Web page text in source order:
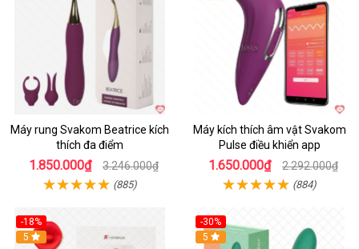
Máy rung Svakom Beatrice kích
thích đa điểm
1.850.000₫ 3.246.000₫
(885)
Máy kích thích âm vật Svakom
Pulse điều khiển app
1.650.000₫ 2.292.000₫
(884)
-18%
Hot
5
-30%
Hot
5